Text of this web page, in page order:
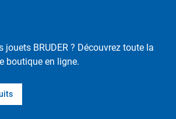
jouets BRUDER ? Découvrez toute la
boutique en ligne.